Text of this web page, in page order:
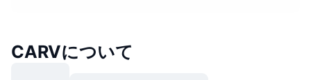
CARVについて